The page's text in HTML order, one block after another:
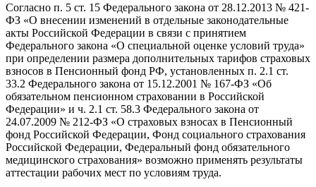
Согласно п. 5 ст. 15 Федерального закона от 28.12.2013 № 421-
ФЗ «О внесении изменений в отдельные законодательные
акты Российской Федерации в связи с принятием
Федерального закона «О специальной оценке условий труда»
при определении размера дополнительных тарифов страховых
взносов в Пенсионный фонд РФ, установленных п. 2.1 ст.
33.2 Федерального закона от 15.12.2001 № 167-ФЗ «Об
обязательном пенсионном страховании в Российской
Федерации» и ч. 2.1 ст. 58.3 Федерального закона от
24.07.2009 № 212-ФЗ «О страховых взносах в Пенсионный
фонд Российской Федерации, Фонд социального страхования
Российской Федерации, Федеральный фонд обязательного
медицинского страхования» возможно применять результаты
аттестации рабочих мест по условиям труда.